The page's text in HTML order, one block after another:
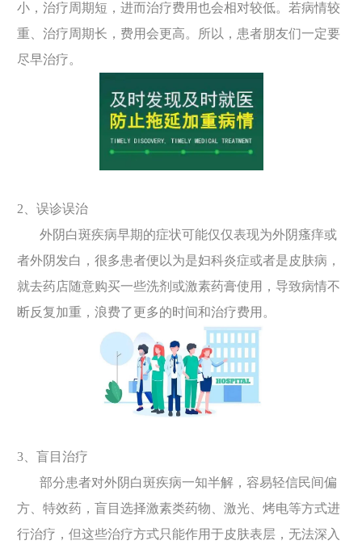
小，治疗周期短，进而治疗费用也会相对较低。若病情较
重、治疗周期长，费用会更高。所以，患者朋友们一定要
尽早治疗。
2、误诊误治
外阴白斑疾病早期的症状可能仅仅表现为外阴瘙痒或
者外阴发白，很多患者便以为是妇科炎症或者是皮肤病，
就去药店随意购买一些洗剂或激素药膏使用，导致病情不
断反复加重，浪费了更多的时间和治疗费用。
3、盲目治疗
部分患者对外阴白斑疾病一知半解，容易轻信民间偏
方、特效药，盲目选择激素类药物、激光、烤电等方式进
行治疗，但这些治疗方式只能作用于皮肤表层，无法深入